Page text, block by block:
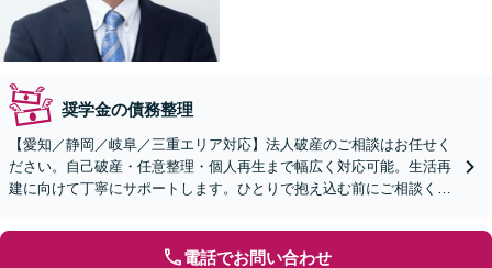
奨学金の債務整理
【愛知／静岡／岐阜／三重エリア対応】法人破産のご相談はお任せく
ださい。自己破産・任意整理・個人再生まで幅広く対応可能。生活再
建に向けて丁寧にサポートします。ひとりで抱え込む前にご相談くだ
電話でお問い合わせ